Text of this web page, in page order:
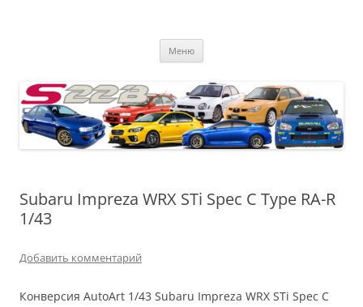
Меню
Subaru Impreza WRX STi Spec C Type RA-R
1/43
Добавить комментарий
Конверсия AutoArt 1/43 Subaru Impreza WRX STi Spec C